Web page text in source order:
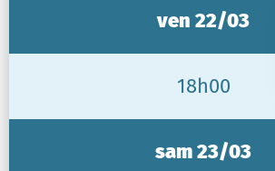
ven 22/03
18h00
sam 23/03